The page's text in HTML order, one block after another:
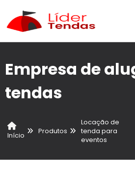
Empresa de
tendas
Início
Produtos
Locação de
tenda para
eventos